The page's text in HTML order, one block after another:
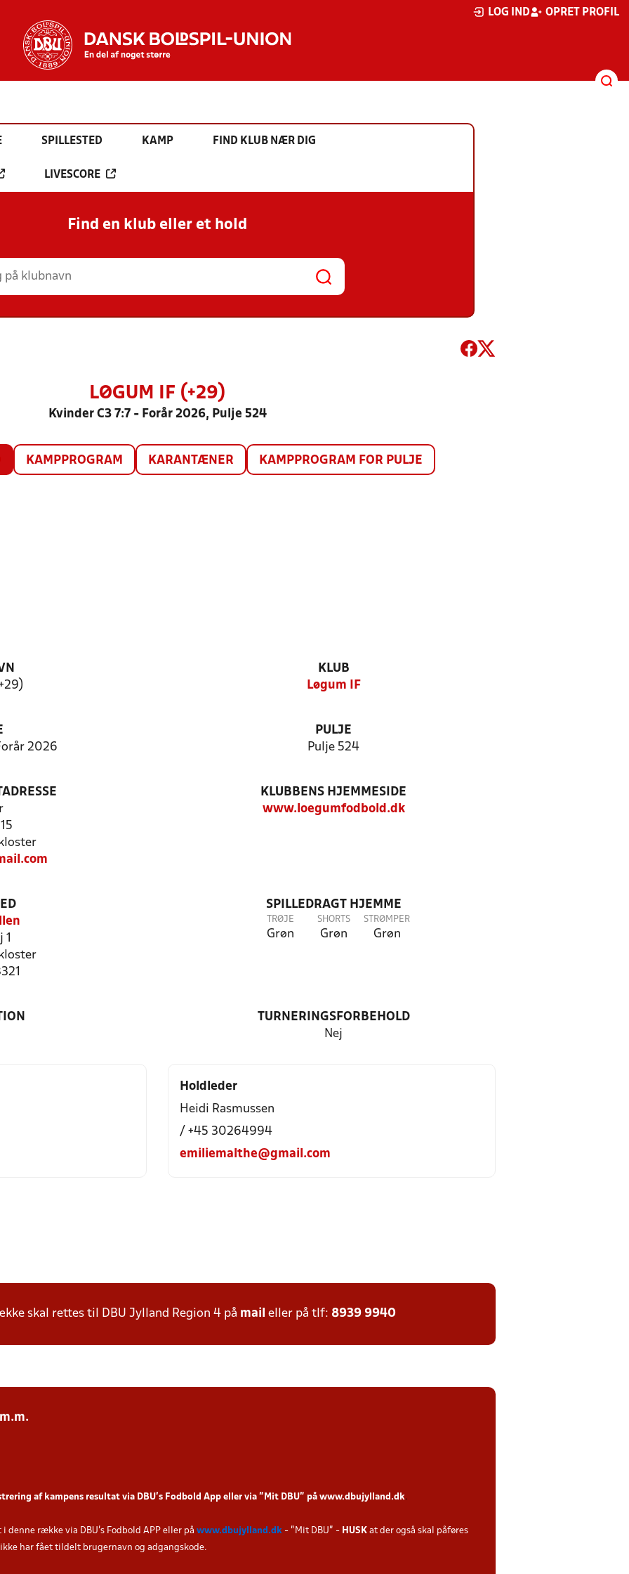
LOG IND OPRET PROFIL
SPILLESTED KAMP FIND KLUB NÆR DIG
LIVESCORE
Find en klub eller et hold
LØGUM IF (+29)
Kvinder C3 7:7 - Forår 2026, Pulje 524
KAMPPROGRAM KARANTÆNER KAMPPROGRAM FOR PULJE
KLUB
Løgum IF
2026
PULJE
Pulje 524
KLUBBENS HJEMMESIDE
www.loegumfodbold.dk
1
SPILLEDRAGT HJEMME
TRØJE
Grøn
SHORTS
Grøn
STRØMPER
Grøn
TURNERINGSFORBEHOLD
Nej
Holdleder
Heidi Rasmussen
/ +45 30264994
emiliemalthe@gmail.com
skal rettes til DBU Jylland Region 4 på mail eller på tlf: 8939 9940
af kampens resultat via DBU’s Fodbold App eller via ”Mit DBU” på www.dbujylland.dk.
denne række via DBU's Fodbold APP eller på www.dbujylland.dk - "Mit DBU" - HUSK at der også skal påføres
har fået tildelt brugernavn og adgangskode.